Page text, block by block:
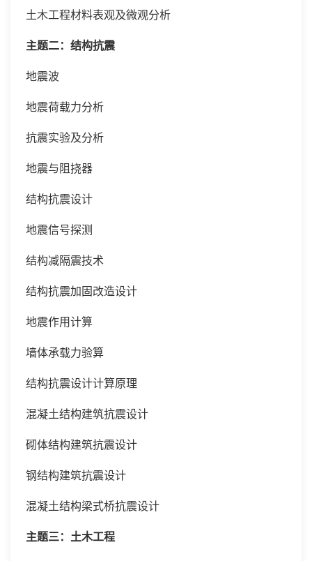
土木工程材料表观及微观分析
主题二：结构抗震
地震波
地震荷载力分析
抗震实验及分析
地震与阻挠器
结构抗震设计
地震信号探测
结构减隔震技术
结构抗震加固改造设计
地震作用计算
墙体承载力验算
结构抗震设计计算原理
混凝土结构建筑抗震设计
砌体结构建筑抗震设计
钢结构建筑抗震设计
混凝土结构梁式桥抗震设计
主题三：土木工程